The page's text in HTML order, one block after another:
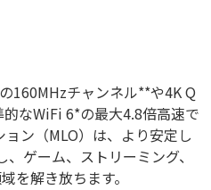
160MHzチャンネル**や4K Q
なWiFi 6*の最大4.8倍高速で
ン（MLO）は、より安定し
ゲーム、ストリーミング、
を解き放ちます。